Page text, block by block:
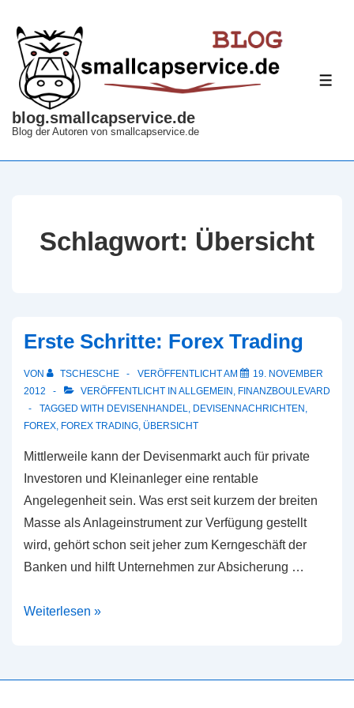
Zum
Inhalt
blog.smallcapservice.de
Blog der Autoren von smallcapservice.de
Schlagwort: Übersicht
Erste Schritte: Forex Trading
VON TSCHESCHE VERÖFFENTLICHT AM
19. NOVEMBER
2012
VERÖFFENTLICHT IN ALLGEMEIN, FINANZBOULEVARD
TAGGED WITH DEVISENHANDEL, DEVISENNACHRICHTEN,
FOREX, FOREX TRADING, ÜBERSICHT
Mittlerweile kann der Devisenmarkt auch für private
Investoren und Kleinanleger eine rentable
Angelegenheit sein. Was erst seit kurzem der breiten
Masse als Anlageinstrument zur Verfügung gestellt
wird, gehört schon seit jeher zum Kerngeschäft der
Banken und hilft Unternehmen zur Absicherung …
Erste
Trading
Weiterlesen »